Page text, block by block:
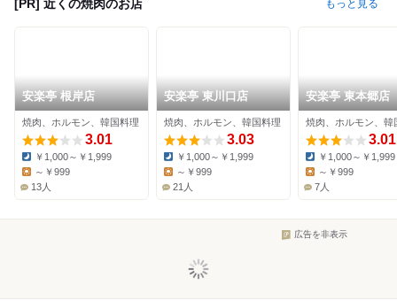
[PR] 近くの焼肉のお店 もっと見る
安楽亭 根岸店
焼肉、ホルモン、韓国料理
3.01
Dinner:
￥1,000～￥1,999
Lunch:
～￥999
13人
安楽亭 東川口店
焼肉、ホルモン、韓国料理
3.03
Dinner:
￥1,000～￥1,999
Lunch:
～￥999
21人
安楽亭 東本郷店
焼肉、ホルモン、韓
3.01
Dinner:
￥1,000～￥1,999
Lunch:
～￥999
7人
広告を非表示